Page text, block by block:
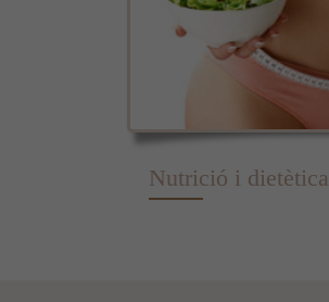
Nutrició i dietètica